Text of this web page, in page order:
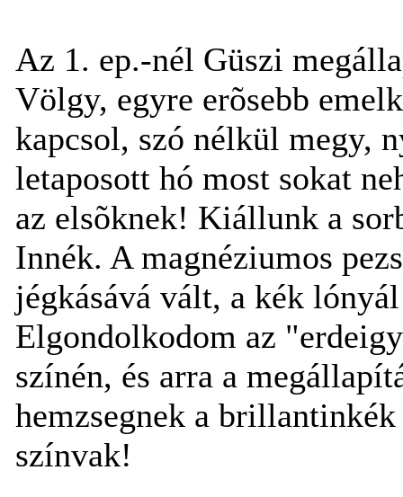
Az 1. ep.-nél Güszi
Völgy, egyre erõsebb
kapcsol, szó nélkül megy,
letaposott hó most sokat
az elsõknek! Kiállunk a
Innék. A magnéziumos
jégkásává vált, a kék
Elgondolkodom az
színén, és arra a
hemzsegnek a
színvak!